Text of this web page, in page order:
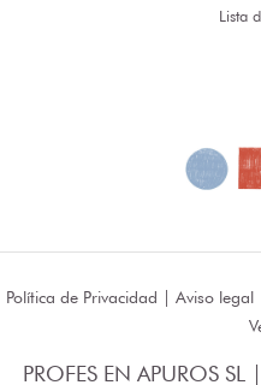
Lista
Política de Privacidad | Aviso legal
PROFES EN APUROS